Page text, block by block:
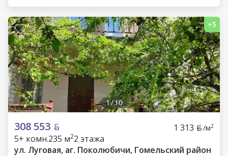
1/10
308 553 1 313 /м2
5+ комн.235 м22 этажа
ул. Луговая, аг. Поколюбичи, Гомельский район